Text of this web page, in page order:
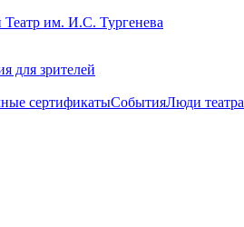
для зрителей
сертификатыСобытияЛюди театра